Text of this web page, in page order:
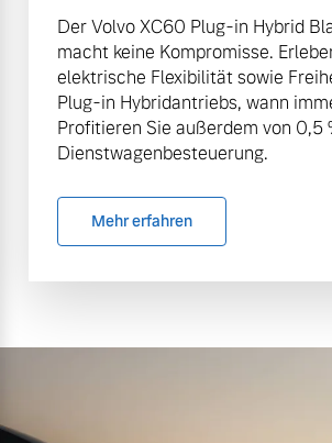
Der Volvo XC60 Plug-in Hybrid
macht keine Kompromisse.
elektrische Flexibilität sowie
Plug-in Hybridantriebs, wann
Profitieren Sie außerdem von 0,5
Dienstwagenbesteuerung.
Mehr erfahren